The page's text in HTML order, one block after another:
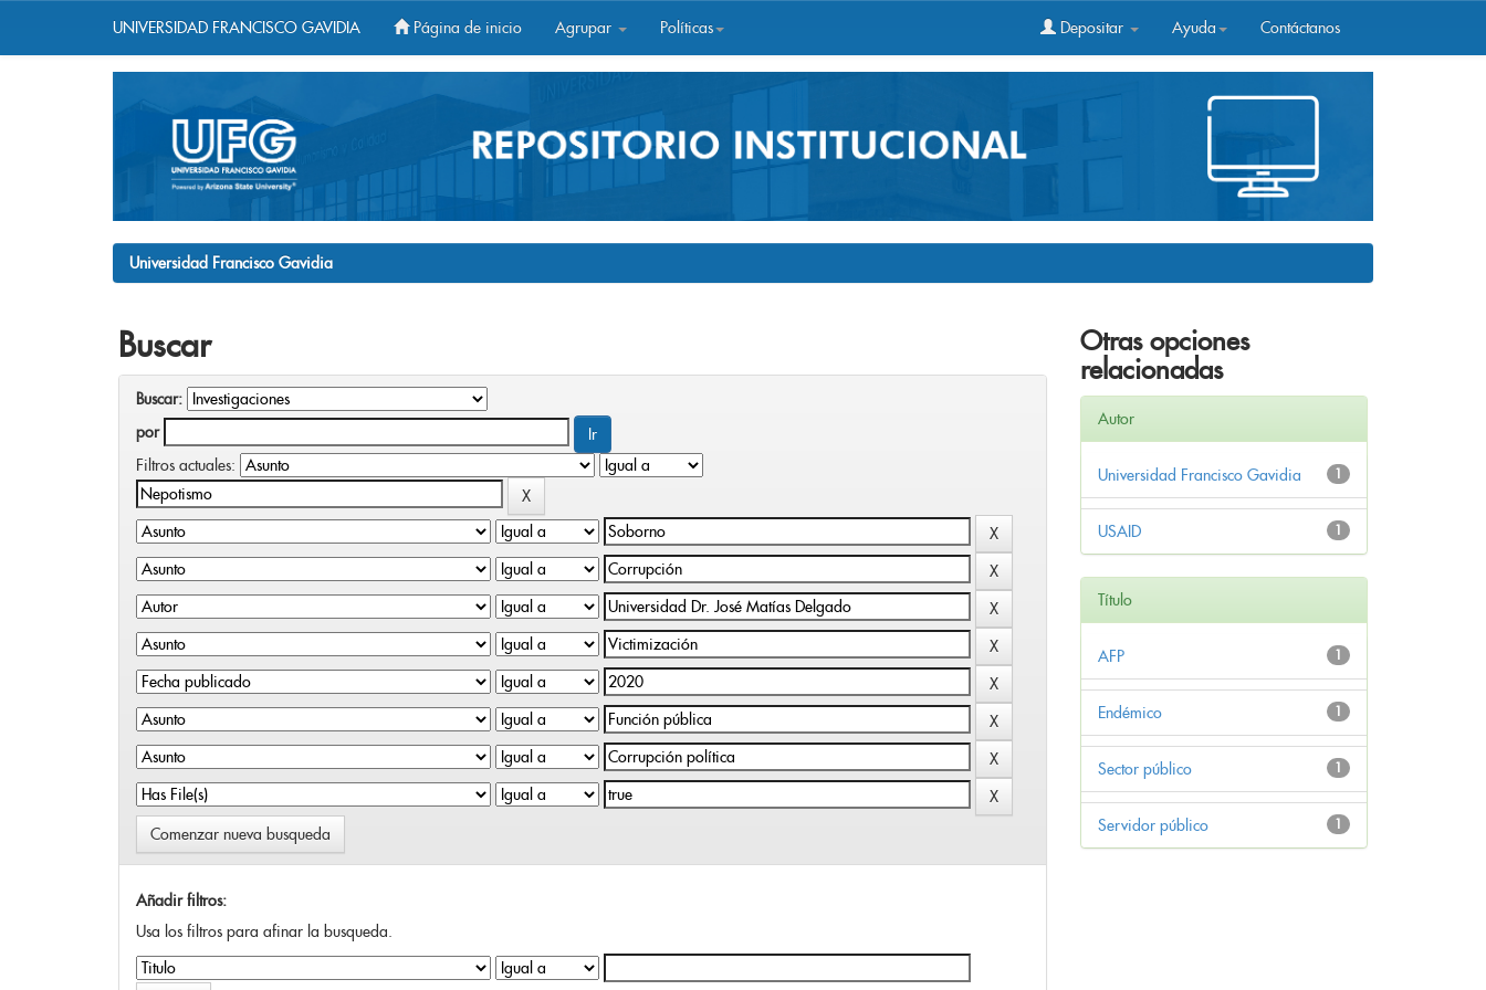
UNIVERSIDAD FRANCISCO GAVIDIA Página de inicio Agrupar Políticas Depositar Ayuda Contáctanos
Universidad Francisco Gavidia
Buscar
Buscar:
por
Filtros actuales:
Comenzar nueva busqueda
Añadir filtros:
Usa los filtros para afinar la busqueda.
Otras opciones
relacionadas
Autor
1
Universidad Francisco Gavidia
1
USAID
Título
1
AFP
1
Endémico
1
Sector público
1
Servidor público